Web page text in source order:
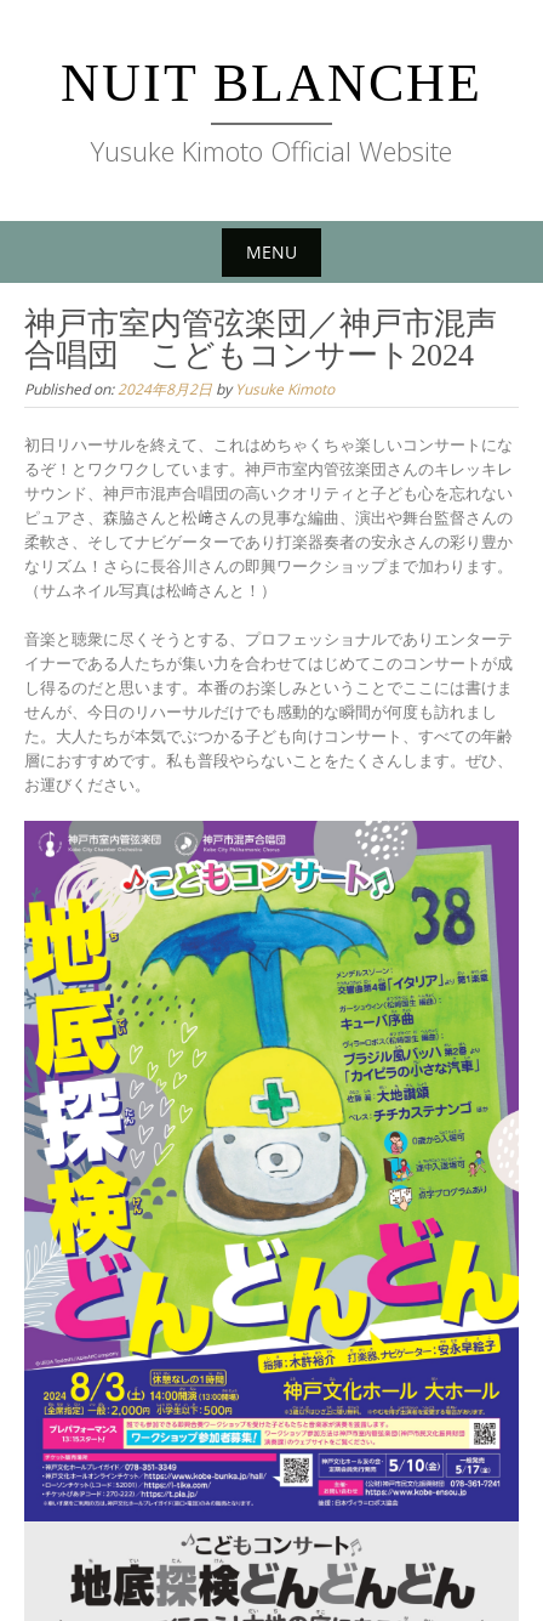
contentNUIT BLANCHE
Yusuke Kimoto Official Website
MENU
content
神戸市室内管弦楽団／神戸市混声
合唱団 こどもコンサート2024
Published on:2024年8月2日 byYusuke Kimoto
初日リハーサルを終えて、これはめちゃくちゃ楽しいコンサートにな
るぞ！とワクワクしています。神戸市室内管弦楽団さんのキレッキレ
サウンド、神戸市混声合唱団の高いクオリティと子ども心を忘れない
ピュアさ、森脇さんと松﨑さんの見事な編曲、演出や舞台監督さんの
柔軟さ、そしてナビゲーターであり打楽器奏者の安永さんの彩り豊か
なリズム！さらに長谷川さんの即興ワークショップまで加わります。
（サムネイル写真は松崎さんと！）
音楽と聴衆に尽くそうとする、プロフェッショナルでありエンターテ
イナーである人たちが集い力を合わせてはじめてこのコンサートが成
し得るのだと思います。本番のお楽しみということでここには書けま
せんが、今日のリハーサルだけでも感動的な瞬間が何度も訪れまし
た。大人たちが本気でぶつかる子ども向けコンサート、すべての年齢
層におすすめです。私も普段やらないことをたくさんします。ぜひ、
お運びください。